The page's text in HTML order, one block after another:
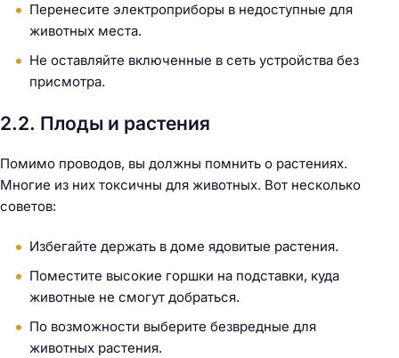
Перенесите электроприборы в недоступные для
животных места.
Не оставляйте включенные в сеть устройства без
присмотра.
2.2. Плоды и растения
Помимо проводов, вы должны помнить о растениях.
Многие из них токсичны для животных. Вот несколько
советов:
Избегайте держать в доме ядовитые растения.
Поместите высокие горшки на подставки, куда
животные не смогут добраться.
По возможности выберите безвредные для
животных растения.